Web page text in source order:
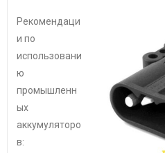
Рекомендаци
и по
использовани
ю
промышленн
ых
аккумуляторо
в: